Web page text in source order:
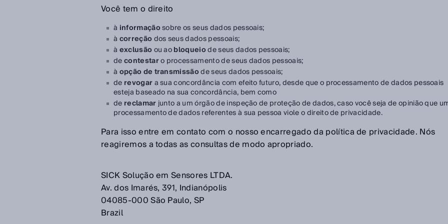
Você tem o direito
à informaçãosobre os seus dados pessoais;
à correçãodos seus dados pessoais;
à exclusãoou aobloqueiode seus dados pessoais;
decontestaro processamento de seus dados pessoais;
à opção de transmissãode seus dados pessoais;
de revogara sua concordância com efeito futuro, desde que o processamento de dados pessoais
esteja baseado na sua concordância, bem como
de reclamarjunto a um órgão de inspeção de proteção de dados, caso você seja de opinião que
processamento de dados referentes à sua pessoa viole o direito de privacidade.
Para isso entre em contato com o nosso encarregado da política de privacidade. Nós
reagiremos a todas as consultas de modo apropriado.
SICK Solução em Sensores LTDA.
Av. dos Imarés, 391, Indianópolis
04085-000 São Paulo, SP
Brazil